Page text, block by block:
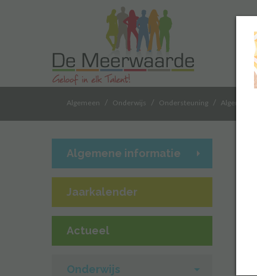
Algemeen / Onderwijs / Ondersteuning / Algemeen
Algemene informatie
Jaarkalender
Actueel
Onderwijs